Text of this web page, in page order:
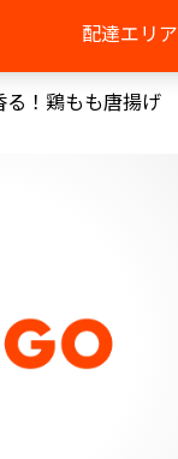
配達エリア
る！鶏もも唐揚げ